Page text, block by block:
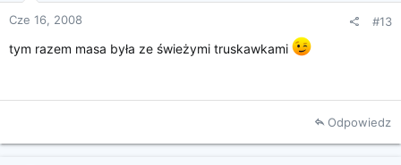
Cze 16, 2008 #13
tym razem masa była ze świeżymi truskawkami
Odpowiedz